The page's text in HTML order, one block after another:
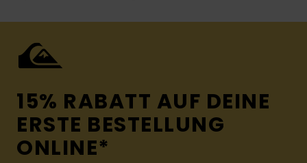
15% RABATT AUF DEINE
ERSTE BESTELLUNG
ONLINE*